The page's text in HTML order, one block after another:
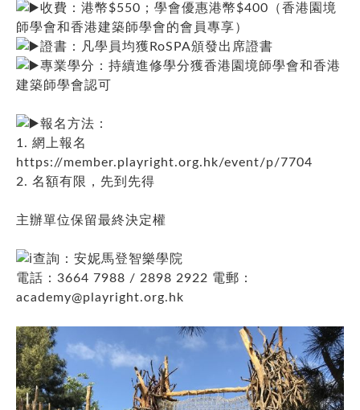
收費：港幣$550；學會優惠港幣$400（香港園境
師學會和香港建築師學會的會員專享）
證書：凡學員均獲RoSPA頒發出席證書
專業學分：持續進修學分獲香港園境師學會和香港
建築師學會認可
報名方法：
1. 網上報名
https://member.playright.org.hk/event/p/7704
2. 名額有限，先到先得
主辦單位保留最終決定權
查詢：安妮馬登智樂學院
電話：3664 7988 / 2898 2922 電郵：
academy@playright.org.hk